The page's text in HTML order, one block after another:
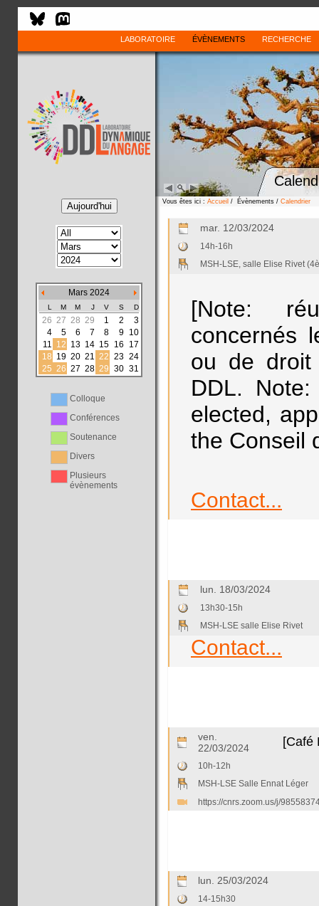
LABORATOIRE ÉVÈNEMENTS RECHERCHE
Mars 2024
L M M J V S D
26 27 28 29 1 2
3
4
5 6 7 8 9 10
11 12 13 14 15 16
17
18 19 20 21 22 23 24
25 26 27 28 29 30 31
Colloque
Conférences
Soutenance
Divers
Plusieurs
évènements
Vous êtes ici : Accueil / Évènements / Calendrier
mar. 12/03/2024
14h-16h
MSH-LSE, salle Elise Rivet
[Note:
concernés
ou de droit
DDL.
elected,
the Conseil
Contact...
lun. 18/03/2024
13h30-15h
MSH-LSE salle Elise Rivet
Contact...
ven.
22/03/2024
[Café
10h-12h
MSH-LSE Salle Ennat Léger
https://cnrs.zoom.us/j/
lun. 25/03/2024
14-15h30